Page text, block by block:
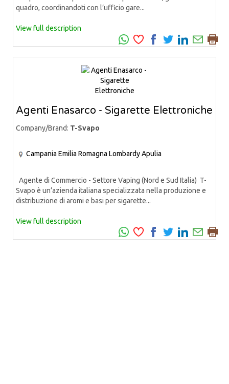
quadro, coordinandoti con l’ufficio gare...
View full description
Agenti Enasarco - Sigarette Elettroniche
Company/Brand: T-Svapo
Campania Emilia Romagna LombardyApulia
Agente di Commercio - Settore Vaping (Nord e Sud Italia) T-
Svapo è un’azienda italiana specializzata nella produzione e
distribuzione di aromi e basi per sigarette...
View full description